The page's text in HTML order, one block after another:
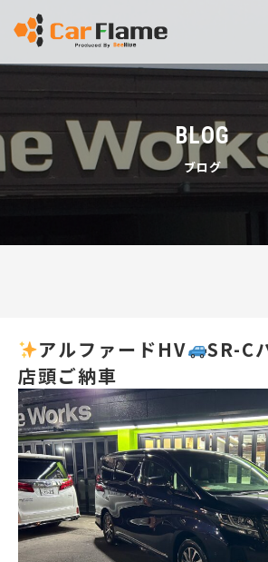
BLOG
ブログ
アルファードHV
SR-C
店頭ご納車